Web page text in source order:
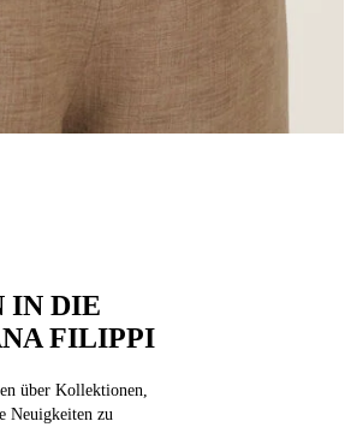
IN DIE
FILIPPI
über Kollektionen,
Neuigkeiten zu